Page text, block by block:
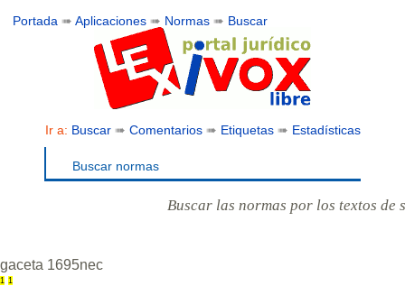
Portada ➠Aplicaciones ➠ Normas ➠ Buscar
Ir a: Buscar➠ Comentarios➠ Etiquetas➠ Estadísticas
Buscar normas
Buscar las normas por los textos de
gaceta 1695nec
1 1